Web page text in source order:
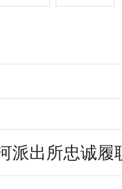
派出所忠诚履